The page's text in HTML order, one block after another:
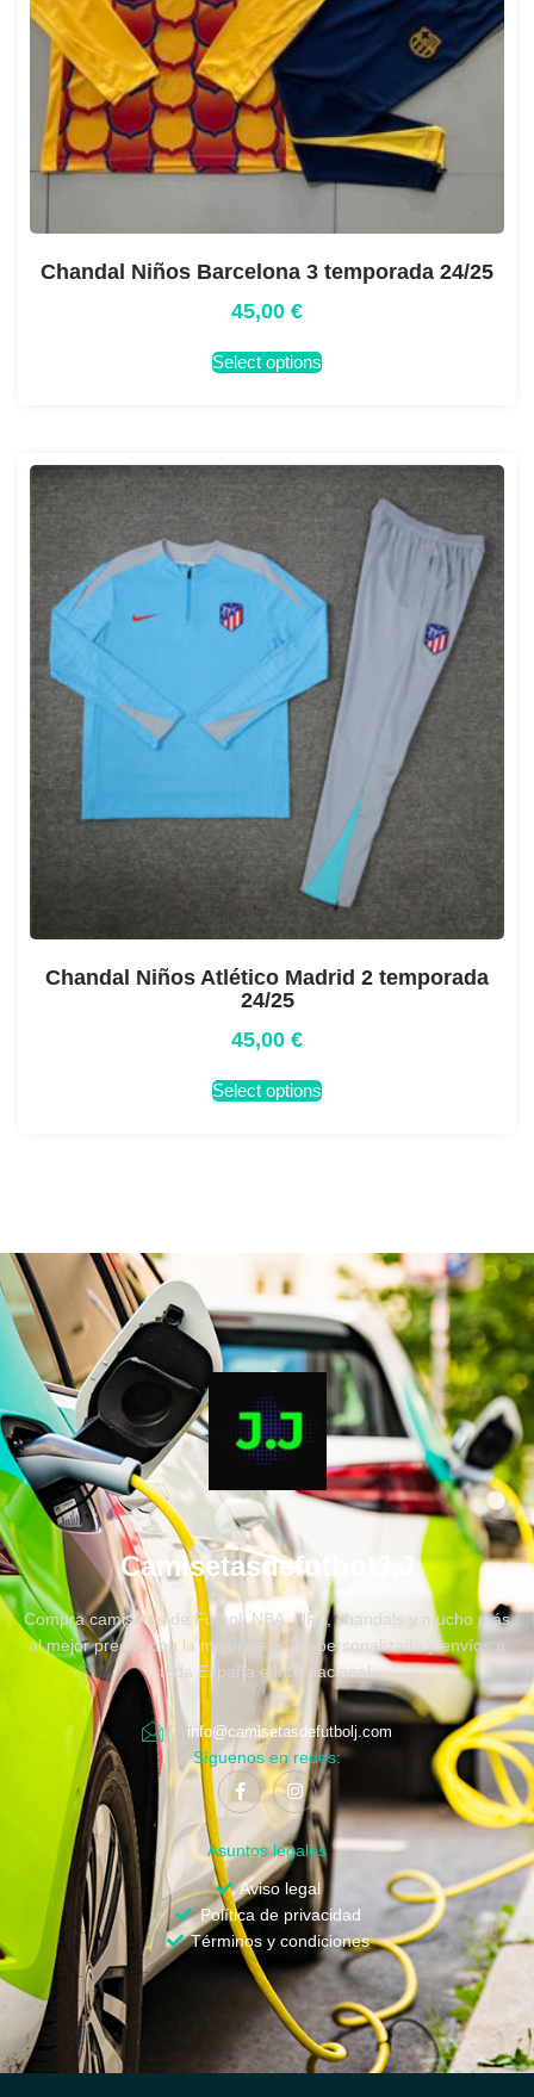
Chandal Niños Barcelona 3 temporada 24/25
45,00 €
Select options
Chandal Niños Atlético Madrid 2 temporada
24/25
45,00 €
Select options
CamisetasdefutbolJ.J
Compra camisetas de Fútbol, NBA, NFL, chandals y mucho más
al mejor precio, con la mejor atención personalizada y envíos a
toda España e internacional.
info@camisetasdefutbolj.com
Síguenos en redes:
Asuntos legales
Aviso legal
Política de privacidad
Términos y condiciones